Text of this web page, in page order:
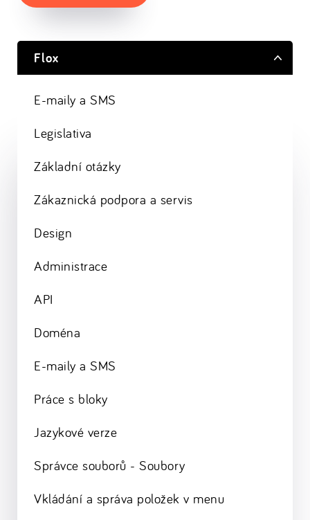
Flox
E-maily a SMS
Legislativa
Základní otázky
Zákaznická podpora a servis
Design
Administrace
API
Doména
E-maily a SMS
Práce s bloky
Jazykové verze
Správce souborů - Soubory
Vkládání a správa položek v menu